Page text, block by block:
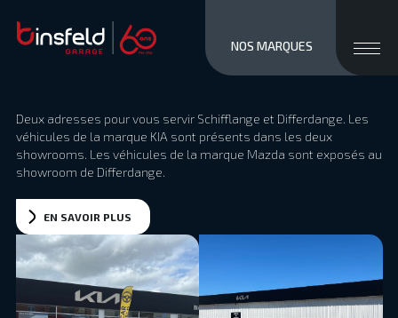
close
NOS MARQUES
Deux adresses pour vous servir Schifflange et Differdange. Les
véhicules de la marque KIA sont présents dans les deux
showrooms. Les véhicules de la marque Mazda sont exposés au
showroom de Differdange.
EN SAVOIR PLUS